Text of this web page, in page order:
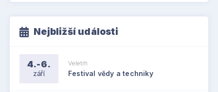
Nejbližší události
4.-6.
září
Veletrh
Festival vědy a techniky